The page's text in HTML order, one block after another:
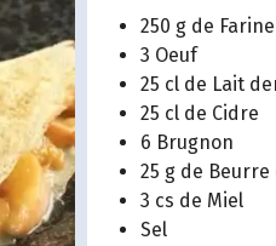
250 g de Farine
3 Oeuf
25 cl de Lait
25 cl de Cidre
6 Brugnon
25 g de
3 cs de Miel
Sel